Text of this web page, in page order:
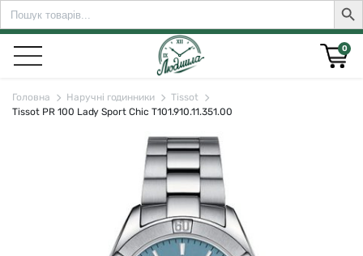
Search
for:
0
Головна Наручні годинники
Tissot
Tissot PR 100 Lady Sport Chic T101.910.11.351.00